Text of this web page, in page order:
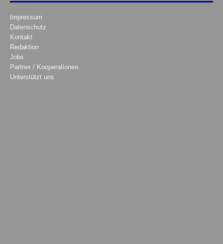
Impressum
Datenschutz
Kontakt
Redaktion
Jobs
Partner / Kooperationen
Unterstützt uns